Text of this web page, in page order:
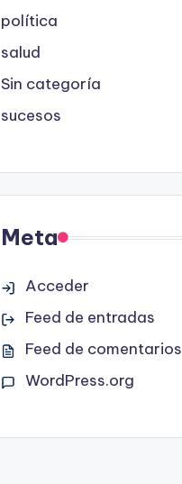
política
salud
Sin categoría
sucesos
Meta
Acceder
Feed de entradas
Feed de comentarios
WordPress.org